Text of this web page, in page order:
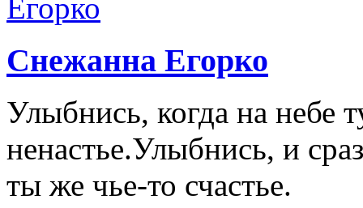
Снежанна Егорко
Улыбнись, когда на небе
ненастье.Улыбнись, и
ты же чье-то счастье.